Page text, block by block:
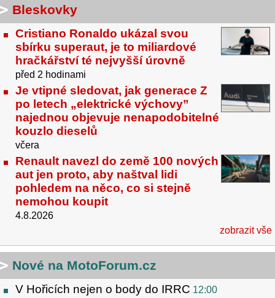
Bleskovky
Cristiano Ronaldo ukázal svou
sbírku superaut, je to miliardové
hračkářství té nejvyšší úrovně
před 2 hodinami
Je vtipné sledovat, jak generace Z
po letech „elektrické výchovy”
najednou objevuje nenapodobitelné
kouzlo dieselů
včera
Renault navezl do země 100 nových
aut jen proto, aby naštval lidi
pohledem na něco, co si stejně
nemohou koupit
4.8.2026
zobrazit vše
Nové na MotoForum.cz
V Hořicích nejen o body do IRRC 12:00